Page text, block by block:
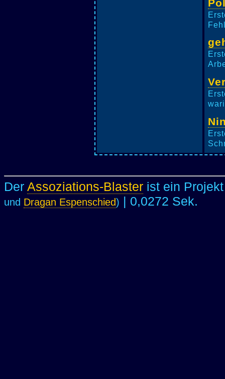
Der Assoziations-Blaster ist ein
und Dragan Espenschied) | 0,0272 Sek.